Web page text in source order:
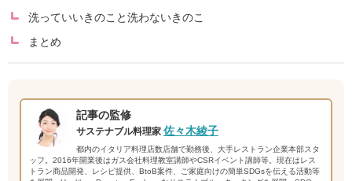
洗っていいきのこと洗わないきのこ
まとめ
記事の監修
サステナブル料理家 佐々木綾子
都内のイタリア料理店数店舗で勤務後、大手レストラン企業本部スタ
ッフ。2016年開業後はガス会社料理教室講師やCSRイベント講師等。現在はレス
トラン商品開発、レシピ提供、BtoB案件、ご家庭向けの簡単SDGsを伝える活動等